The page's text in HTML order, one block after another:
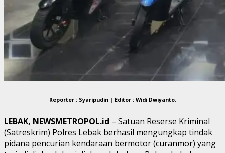
Reporter : Syaripudin | Editor : Widi Dwiyanto.
LEBAK, NEWSMETROPOL.id – Satuan Reserse Kriminal
(Satreskrim) Polres Lebak berhasil mengungkap tindak
pidana pencurian kendaraan bermotor (curanmor) yang